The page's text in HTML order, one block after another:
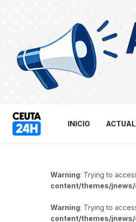
INICIO
Warning: Trying to
content/themes/
Warning: Trying to
content/themes/